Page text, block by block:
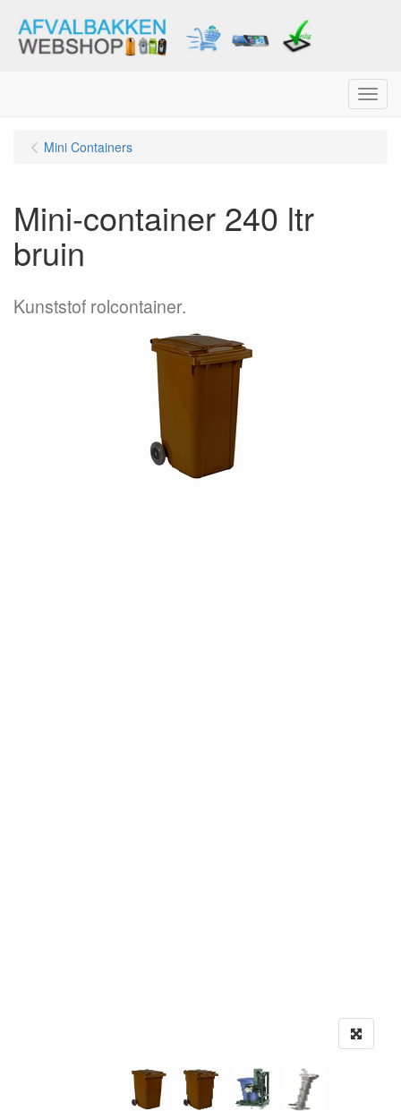
Menu
Mini Containers
Mini-container 240 ltr
bruin
Kunststof rolcontainer.